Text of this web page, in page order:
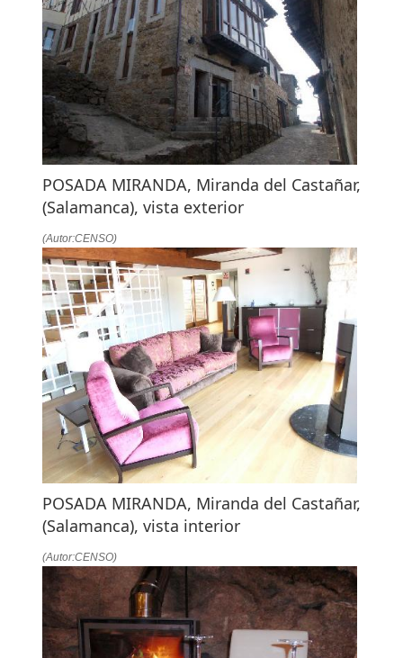
POSADA MIRANDA, Miranda del Castañar,
(Salamanca), vista exterior
(Autor:CENSO)
POSADA MIRANDA, Miranda del Castañar,
(Salamanca), vista interior
(Autor:CENSO)